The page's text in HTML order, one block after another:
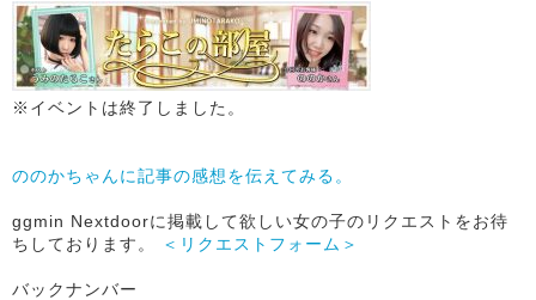
※イベントは終了しました。
ののかちゃんに記事の感想を伝えてみる。
ggmin Nextdoorに掲載して欲しい女の子のリクエストをお待
ちしております。
＜リクエストフォーム＞
バックナンバー